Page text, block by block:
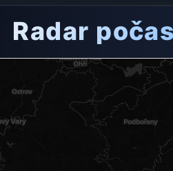
Radar
Radarový snímek momentálně není
Otevřít v plné mapě